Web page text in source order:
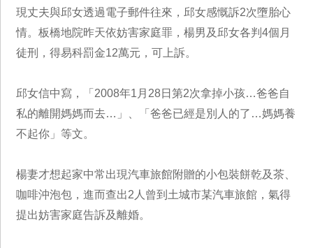
現丈夫與邱女透過電子郵件往來，邱女感慨訴2次墮胎心
情。板橋地院昨天依妨害家庭罪，楊男及邱女各判4個月
徒刑，得易科罰金12萬元，可上訴。
邱女信中寫，「2008年1月28日第2次拿掉小孩…爸爸自
私的離開媽媽而去…」、「爸爸已經是別人的了…媽媽養
不起你」等文。
楊妻才想起家中常出現汽車旅館附贈的小包裝餅乾及茶、
咖啡沖泡包，進而查出2人曾到土城市某汽車旅館，氣得
提出妨害家庭告訴及離婚。